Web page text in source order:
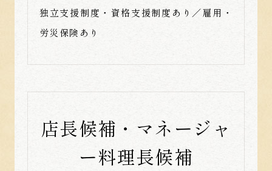
独立支援制度・資格支援制度あり／雇用・
労災保険あり
店長候補・マネージャ
ー料理長候補